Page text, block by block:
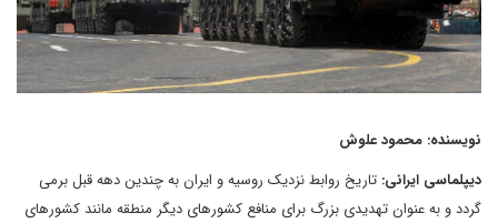
نویسنده: محمود علوش
دیپلماسی ایرانی: تاریخ روابط نزدیک روسیه و ایران به چندین دهه قبل برمی
گردد و به عنوان تهدیدی بزرگ برای منافع کشورهای دیگر منطقه مانند کشورهای